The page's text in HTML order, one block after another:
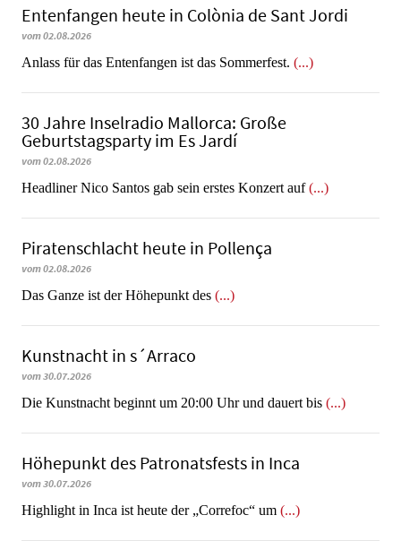
Entenfangen heute in Colònia de Sant Jordi
vom 02.08.2026
Anlass für das Entenfangen ist das Sommerfest. (...)
30 Jahre Inselradio Mallorca: Große
Geburtstagsparty im Es Jardí
vom 02.08.2026
Headliner Nico Santos gab sein erstes Konzert auf(...)
Piratenschlacht heute in Po­llen­ça
vom 02.08.2026
​​​​​​​Das Ganze ist der Höhepunkt des (...)
Kunstnacht in s´Arraco
vom 30.07.2026
Die Kunstnacht beginnt um 20:00 Uhr und dauert bis (...)
Höhepunkt des Patronatsfests in Inca
vom 30.07.2026
Highlight in Inca ist heute der „Correfoc“ um (...)